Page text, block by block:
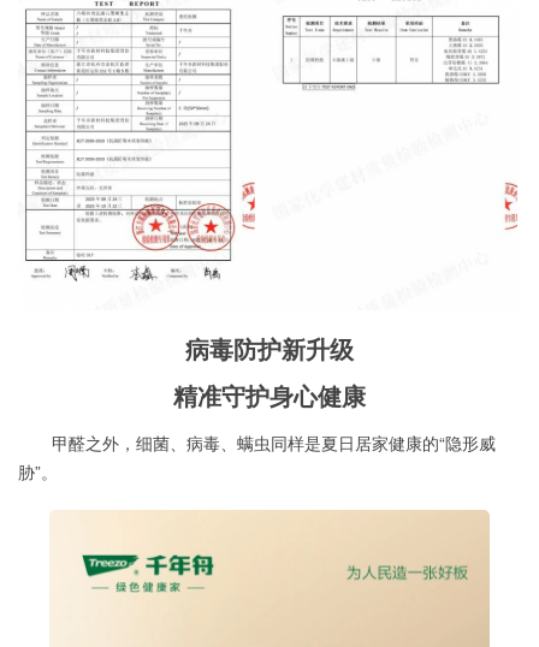
病毒防护新升级
精准守护身心健康
甲醛之外，细菌、病毒、螨虫同样是夏日居家健康的“隐形威
胁”。